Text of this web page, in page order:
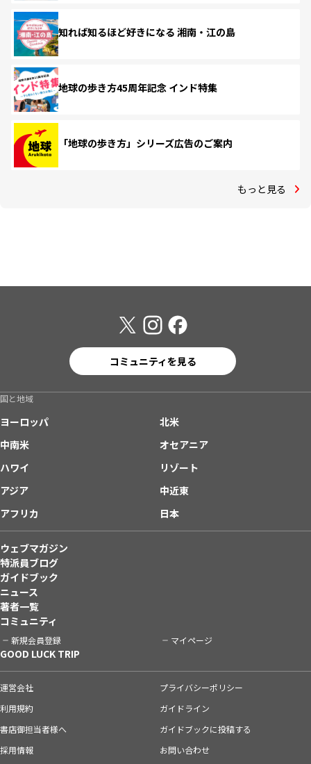
知れば知るほど好きになる 湘南・江の島
地球の歩き方45周年記念 インド特集
「地球の歩き方」シリーズ広告のご案内
もっと見る
コミュニティを見る
国と地域
ヨーロッパ
北米
中南米
オセアニア
ハワイ
リゾート
アジア
中近東
アフリカ
日本
ウェブマガジン
特派員ブログ
ガイドブック
ニュース
著者一覧
コミュニティ
新規会員登録 マイページ
GOOD LUCK TRIP
運営会社
プライバシーポリシー
利用規約
ガイドライン
書店御担当者様へ
ガイドブックに投稿する
採用情報
お問い合わせ